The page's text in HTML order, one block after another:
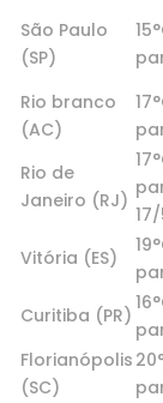
São Paulo
(SP)
Rio branco
(AC)
Rio de
Janeiro (RJ)
Vitória (ES)
Curitiba (PR)
Florianópolis
(SC)